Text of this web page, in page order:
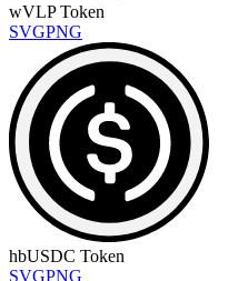
wVLP Token
SVGPNG
hbUSDC Token
SVGPNG